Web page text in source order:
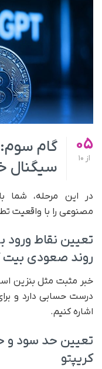
05
از
گام
سیگنال
در این مرحله، شما
مصنوعی را با واقعیت
تعیین نقاط
روند صعودی بیت
خبر مثبت مثل بنزین
درست حسابی دارد و
اشاره کنیم.
تعیین حد سود و
کریپتو